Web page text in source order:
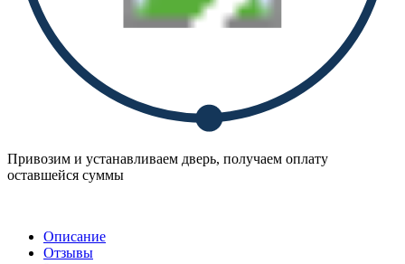
Привозим и устанавливаем дверь, получаем оплату
оставшейся суммы
Описание
Отзывы